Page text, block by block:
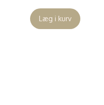
Læg i kurv